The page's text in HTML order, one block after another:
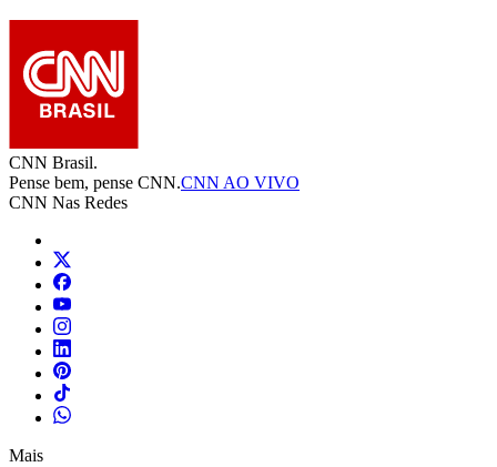
CNN Brasil.
Pense bem, pense CNN.CNN AO VIVO
CNN Nas Redes
Mais